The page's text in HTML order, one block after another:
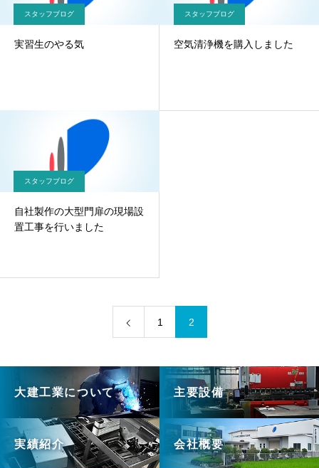
スタッフブログ
実習生のやる気
スタッフブログ
空気清浄機を購入しました
スタッフブログ
自社製作の大型門扉の現場設
置工事を行いました
1 2
大建工業について 主要設備
実績紹介 会社概要